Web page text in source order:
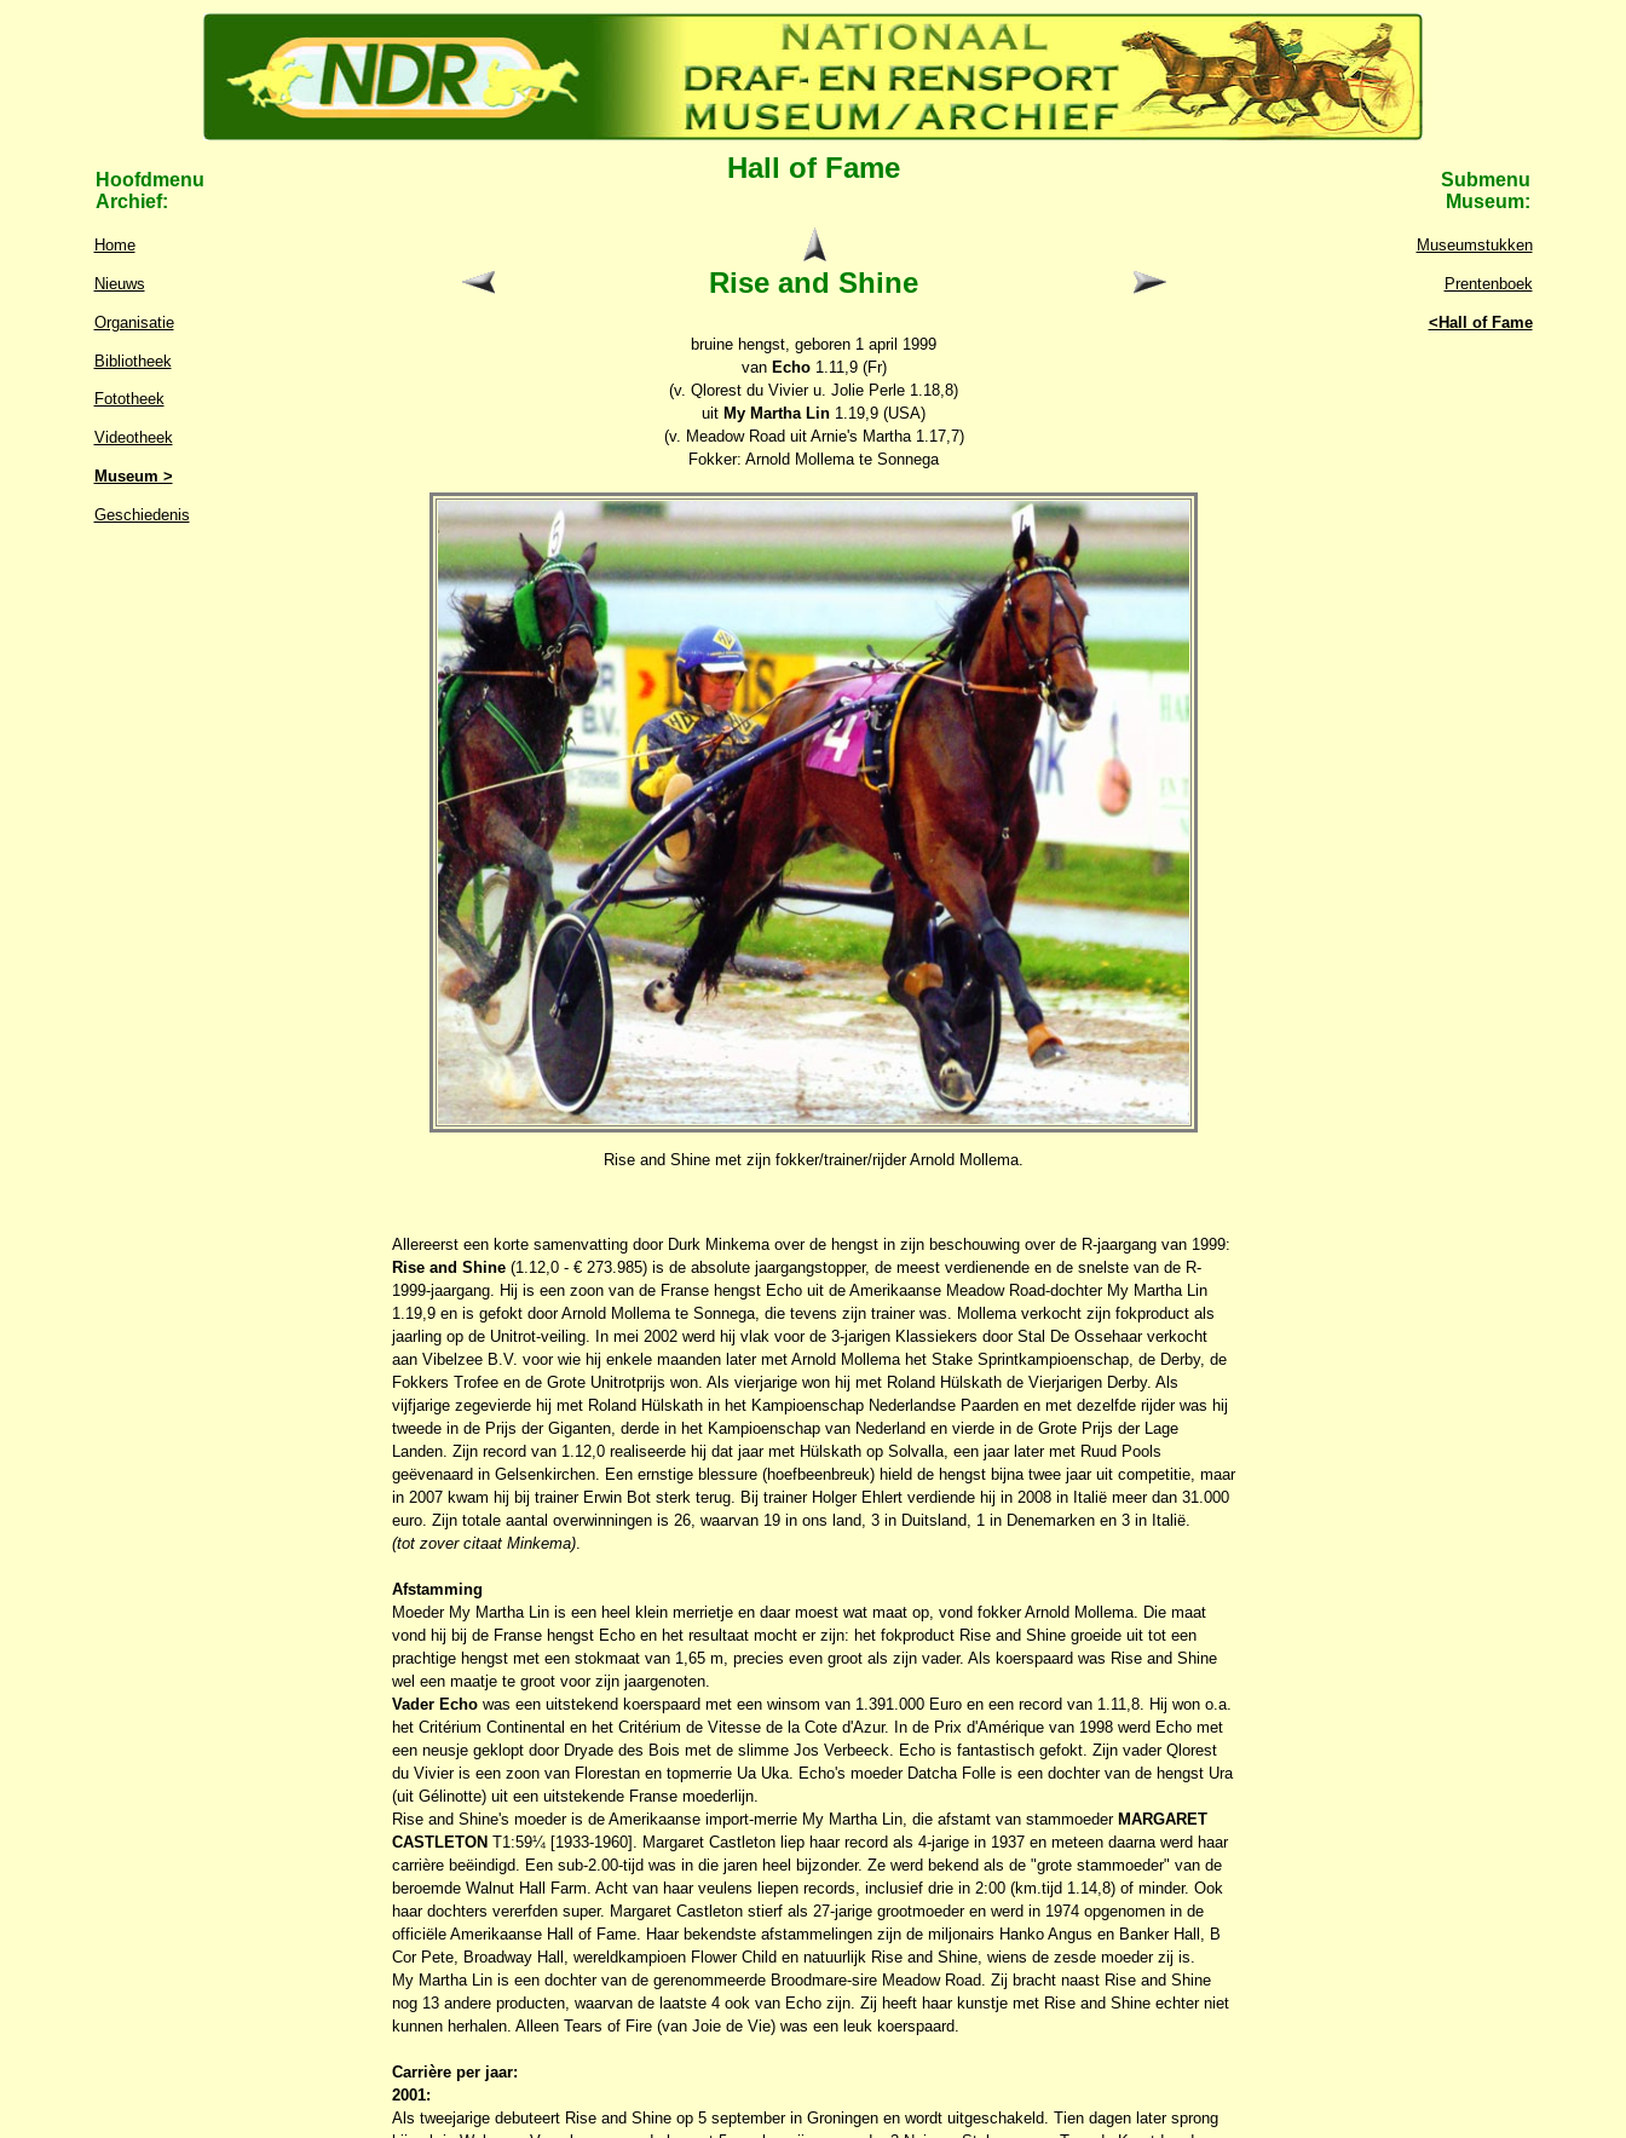
Hoofdmenu
Archief:
Home
Nieuws
Organisatie
Bibliotheek
Fototheek
Videotheek
Museum >
Geschiedenis
Hall of Fame
Rise and Shine
bruine hengst, geboren 1 april 1999
van Echo1.11,9 (Fr)
(v. Qlorest du Vivier u. Jolie Perle 1.18,8)
uit My Martha Lin 1.19,9 (USA)
(v. Meadow Road uit Arnie's Martha 1.17,7)
Fokker: Arnold Mollema te Sonnega
Rise and Shine met zijn fokker/trainer/rijder Arnold Mollema.
Allereerst een korte samenvatting door Durk Minkema over de hengst in zijn beschouwing over de R-jaargang van 1999:
Rise and Shine (1.12,0 - € 273.985) is de absolute jaargangstopper, de meest verdienende en de snelste van de R-
1999-jaargang. Hij is een zoon van de Franse hengst Echo uit de Amerikaanse Meadow Road-dochter My Martha Lin
1.19,9 en is gefokt door Arnold Mollema te Sonnega, die tevens zijn trainer was. Mollema verkocht zijn fokproduct als
jaarling op de Unitrot-veiling. In mei 2002 werd hij vlak voor de 3-jarigen Klassiekers door Stal De Ossehaar verkocht
aan Vibelzee B.V. voor wie hij enkele maanden later met Arnold Mollema het Stake Sprintkampioenschap, de Derby, de
Fokkers Trofee en de Grote Unitrotprijs won. Als vierjarige won hij met Roland Hülskath de Vierjarigen Derby. Als
vijfjarige zegevierde hij met Roland Hülskath in het Kampioenschap Nederlandse Paarden en met dezelfde rijder was hij
tweede in de Prijs der Giganten, derde in het Kampioenschap van Nederland en vierde in de Grote Prijs der Lage
Landen. Zijn record van 1.12,0 realiseerde hij dat jaar met Hülskath op Solvalla, een jaar later met Ruud Pools
geëvenaard in Gelsenkirchen. Een ernstige blessure (hoefbeenbreuk) hield de hengst bijna twee jaar uit competitie, maar
in 2007 kwam hij bij trainer Erwin Bot sterk terug. Bij trainer Holger Ehlert verdiende hij in 2008 in Italië meer dan 31.000
euro. Zijn totale aantal overwinningen is 26, waarvan 19 in ons land, 3 in Duitsland, 1 in Denemarken en 3 in Italië.
(tot zover citaat Minkema)
Afstamming
Moeder My Martha Lin is een heel klein merrietje en daar moest wat maat op, vond fokker Arnold Mollema. Die maat
vond hij bij de Franse hengst Echo en het resultaat mocht er zijn: het fokproduct Rise and Shine groeide uit tot een
prachtige hengst met een stokmaat van 1,65 m, precies even groot als zijn vader. Als koerspaard was Rise and Shine
wel een maatje te groot voor zijn jaargenoten.
Vader Echo was een uitstekend koerspaard met een winsom van 1.391.000 Euro en een record van 1.11,8. Hij won o.a.
het Critérium Continental en het Critérium de Vitesse de la Cote d'Azur. In de Prix d'Amérique van 1998 werd Echo met
een neusje geklopt door Dryade des Bois met de slimme Jos Verbeeck. Echo is fantastisch gefokt. Zijn vader Qlorest
du Vivier is een zoon van Florestan en topmerrie Ua Uka. Echo's moeder Datcha Folle is een dochter van de hengst Ura
(uit Gélinotte) uit een uitstekende Franse moederlijn.
Rise and Shine's moeder is de Amerikaanse import-merrie My Martha Lin, die afstamt van stammoeder MARGARET
CASTLETON T1:59¼ [1933-1960]. Margaret Castleton liep haar record als 4-jarige in 1937 en meteen daarna werd haar
carrière beëindigd. Een sub-2.00-tijd was in die jaren heel bijzonder. Ze werd bekend als de "grote stammoeder" van de
beroemde Walnut Hall Farm. Acht van haar veulens liepen records, inclusief drie in 2:00 (km.tijd 1.14,8) of minder. Ook
haar dochters vererfden super. Margaret Castleton stierf als 27-jarige grootmoeder en werd in 1974 opgenomen in de
officiële Amerikaanse Hall of Fame. Haar bekendste afstammelingen zijn de miljonairs Hanko Angus en Banker Hall, B
Cor Pete, Broadway Hall, wereldkampioen Flower Child en natuurlijk Rise and Shine, wiens de zesde moeder zij is.
My Martha Lin is een dochter van de gerenommeerde Broodmare-sire Meadow Road. Zij bracht naast Rise and Shine
nog 13 andere producten, waarvan de laatste 4 ook van Echo zijn. Zij heeft haar kunstje met Rise and Shine echter niet
kunnen herhalen. Alleen Tears of Fire (van Joie de Vie) was een leuk koerspaard.
Carrière per jaar:
2001:
Als tweejarige debuteert Rise and Shine op 5 september in Groningen en wordt uitgeschakeld. Tien dagen later sprong
Submenu
Museum:
Museumstukken
Prentenboek
<Hall of Fame